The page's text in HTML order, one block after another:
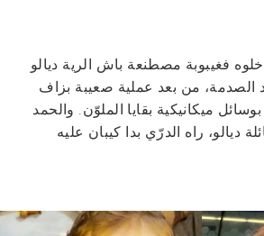
فغيبوبة مصطنعة باش الرية ديالو
الصدمة، من بعد عملية صعيبة بزاف
ميكانيكية بقايا الملوّن. والحمد
ديالو، راه الدرّي بدا كيبان عليه